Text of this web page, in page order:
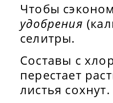
Чтобы
удобрения
селитры.
Составы с
перестает
листья